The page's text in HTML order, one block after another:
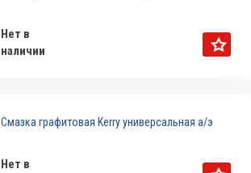
Нет в
наличии
Смазка графитовая Kerry универсальная а/э
Нет в